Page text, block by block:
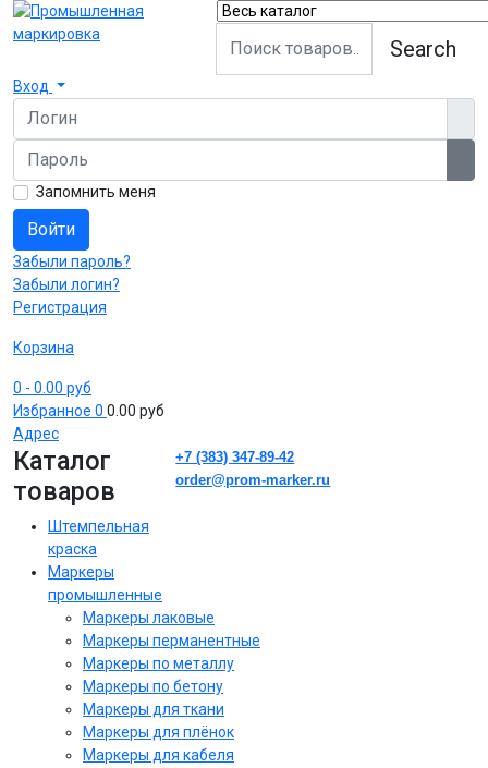
Search
Вход
Логин
Пароль
Запомнить меня
Войти
Забыли пароль?
Забыли логин?
Регистрация
Корзина
0 - 0.00 руб
Избранное 0 0.00 руб
Адрес
Каталог
товаров
Штемпельная
краска
Маркеры
промышленные
Маркеры лаковые
Маркеры перманентные
Маркеры по металлу
Маркеры по бетону
Маркеры для ткани
Маркеры для плёнок
Маркеры для кабеля
+7 (383) 347-89-42
order@prom-marker.ru